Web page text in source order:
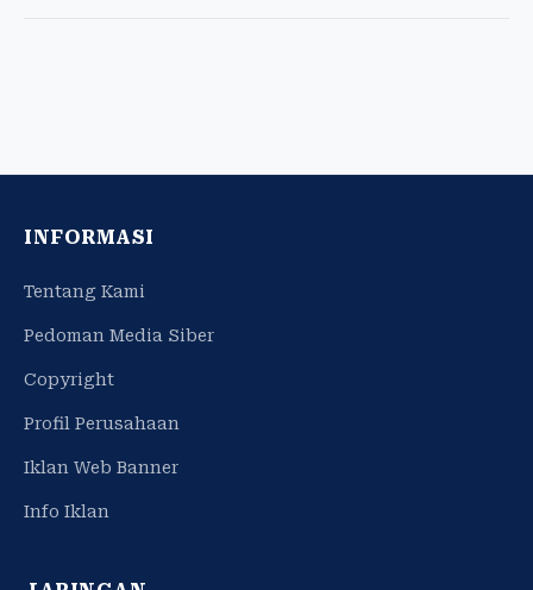
INFORMASI
Tentang Kami
Pedoman Media Siber
Copyright
Profil Perusahaan
Iklan Web Banner
Info Iklan